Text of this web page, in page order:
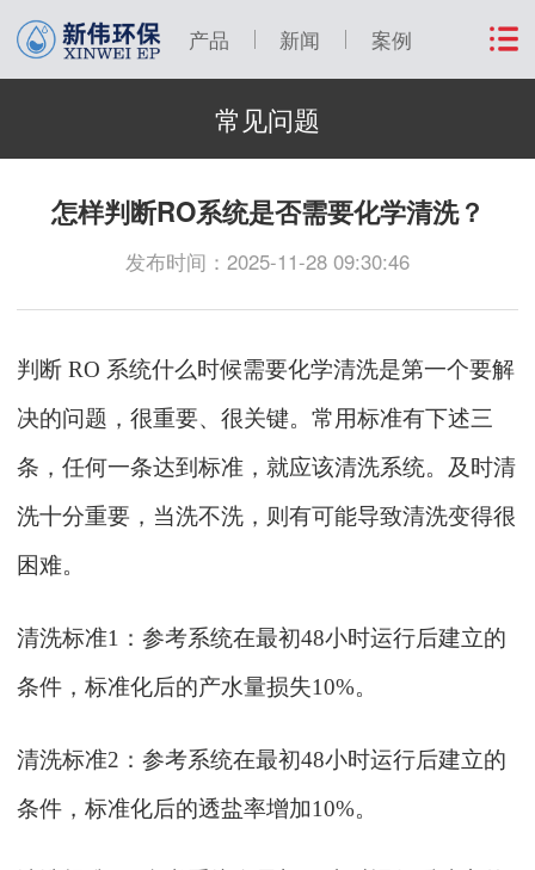
产品 新闻 案例
常见问题
怎样判断RO系统是否需要化学清洗？
发布时间：2025-11-28 09:30:46
判断 RO 系统什么时候需要化学清洗是第一个要解
决的问题，很重要、很关键。常用标准有下述三
条，任何一条达到标准，就应该清洗系统。及时清
洗十分重要，当洗不洗，则有可能导致清洗变得很
困难。
清洗标准1：参考系统在最初48小时运行后建立的
条件，标准化后的产水量损失10%。
清洗标准2：参考系统在最初48小时运行后建立的
条件，标准化后的透盐率增加10%。